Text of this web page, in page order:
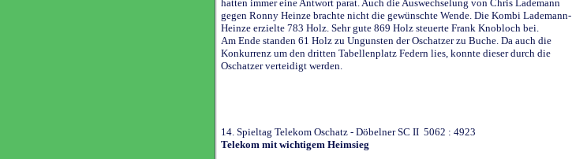
hatten immer eine Antwort parat. Auch die Auswechselung von Chris Lademann
gegen Ronny Heinze brachte nicht die gewünschte Wende. Die Kombi Lademann-
Heinze erzielte 783 Holz. Sehr gute 869 Holz steuerte Frank Knobloch bei.
Am Ende standen 61 Holz zu Ungunsten der Oschatzer zu Buche. Da auch die
Konkurrenz um den dritten Tabellenplatz Federn lies, konnte dieser durch die
Oschatzer verteidigt werden.
14. Spieltag Telekom Oschatz - Döbelner SC II 5062 : 4923
Telekom mit wichtigem Heimsieg